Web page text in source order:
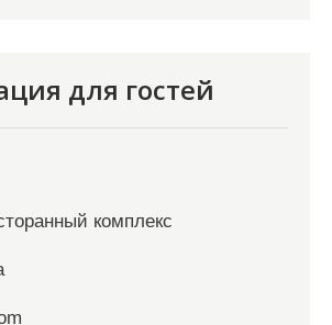
для гостей
комплекс